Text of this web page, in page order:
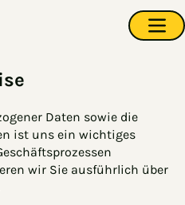
Daten sowie die
ist uns ein wichtiges
wir Sie ausführlich über